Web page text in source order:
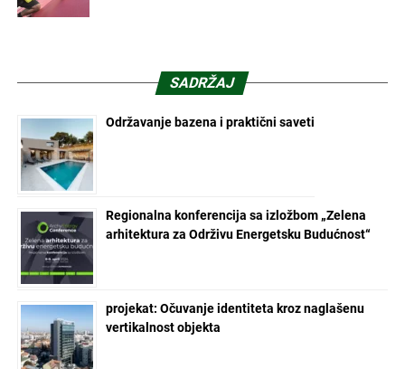
SADRŽAJ
Održavanje bazena i praktični saveti
Regionalna konferencija sa izložbom „Zelena
arhitektura za Održivu Energetsku Budućnost“
projekat: Očuvanje identiteta kroz naglašenu
vertikalnost objekta